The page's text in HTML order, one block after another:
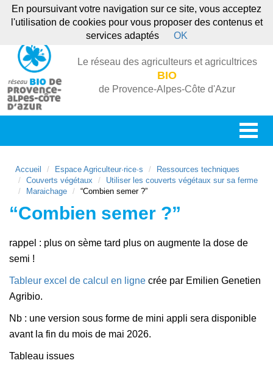
Le réseau des agriculteurs et agricultrices
BIO
de Provence-Alpes-Côte d'Azur
Accueil Espace Agriculteur·rice·s
Ressources techniques
Couverts végétaux
Utiliser les couverts végétaux sur sa ferme
Maraichage
“Combien semer ?”
“Combien semer ?”
rappel : plus on sème tard plus on augmente la dose de
semi !
Tableur excel de calcul en ligne crée par Emilien Genetien
Agribio.
Nb : une version sous forme de mini appli sera disponible
avant la fin du mois de mai 2026.
Tableau issues
En poursuivant votre navigation sur ce site, vous acceptez
l'utilisation de cookies pour vous proposer des contenus et
services adaptés
OK